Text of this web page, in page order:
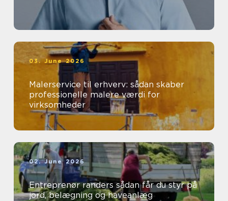
03. June 2026
Malerservice til erhverv: sådan skaber
professionelle malere værdi for
virksomheder
02. June 2026
Entreprenør randers sådan får du styr på
jord, belægning og haveanlæg